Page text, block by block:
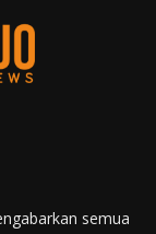
semua